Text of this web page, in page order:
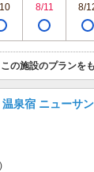
8/11 8/
この施設のプランを
泉宿 ニューサ